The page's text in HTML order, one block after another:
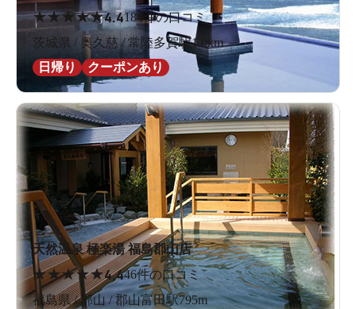
★★★★★4.4184件の口コミ
茨城県 / 奥久慈 / 常陸多賀駅1.0km
日帰り
クーポンあり
天然温泉 極楽湯 福島郡山店
★★★★★4.446件の口コミ
福島県 / 郡山 / 郡山富田駅795m